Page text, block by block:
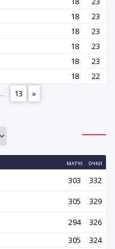
18
23
18
23
18
23
18
23
18
22
... 13 »
МАТЧІ ОЧКИ
303
332
305
329
294
326
305
324